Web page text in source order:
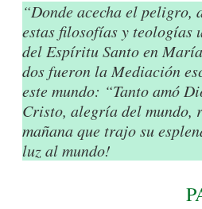
“Donde acecha el
estas filosofías y teologías
del Espíritu Santo en
dos fueron la Mediación
este mundo: “Tanto amó
Cristo, alegría del
mañana que trajo su
luz al mundo!